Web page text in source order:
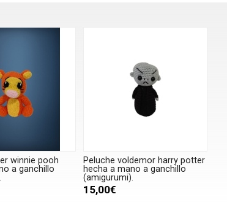
winnie pooh
a ganchillo
Peluche voldemor harry potter
hecha a mano a ganchillo
(amigurumi).
15,00€